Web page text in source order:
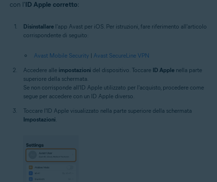
con l'ID Apple corretto:
Disinstallare l'app Avast per iOS. Per istruzioni, fare riferimento all'articolo
corrispondente di seguito:
Avast Mobile Security | Avast SecureLine VPN
Accedere alle impostazioni del dispositivo. Toccare ID Apple nella parte
superiore della schermata.
Se non corrisponde all'ID Apple utilizzato per l'acquisto, procedere come
segue per accedere con un ID Apple diverso.
Toccare l'ID Apple visualizzato nella parte superiore della schermata
Impostazioni.